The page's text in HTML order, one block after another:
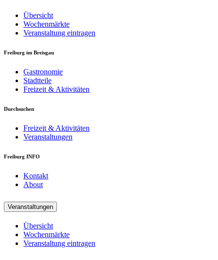
Übersicht
Wochenmärkte
Veranstaltung eintragen
Freiburg im Breisgau
Gastronomie
Stadtteile
Freizeit & Aktivitäten
Durchsuchen
Freizeit & Aktivitäten
Veranstaltungen
Freiburg INFO
Kontakt
About
Veranstaltungen
Übersicht
Wochenmärkte
Veranstaltung eintragen